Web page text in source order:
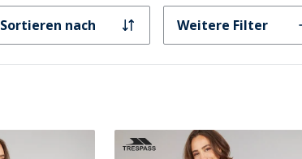
Sortieren nach Weitere Filter